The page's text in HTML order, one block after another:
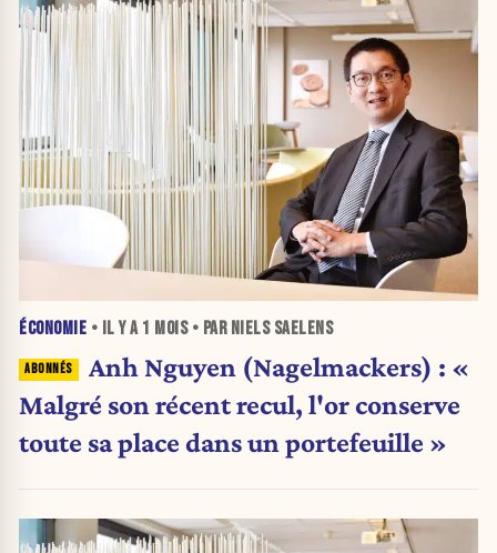
ÉCONOMIE • IL Y A 1 MOIS• PAR NIELS SAELENS
Anh Nguyen (Nagelmackers) : «
Malgré son récent recul, l'or conserve
toute sa place dans un portefeuille »